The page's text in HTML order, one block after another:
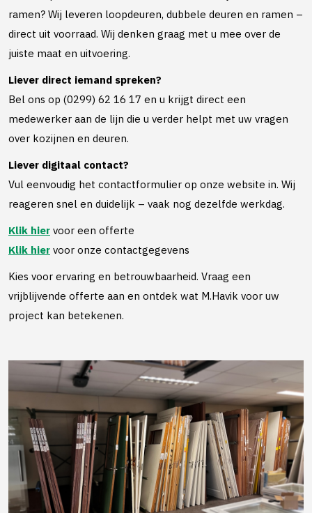
ramen? Wij leveren loopdeuren, dubbele deuren en ramen –
direct uit voorraad. Wij denken graag met u mee over de
juiste maat en uitvoering.
Liever direct iemand spreken?
Bel ons op (0299) 62 16 17 en u krijgt direct een
medewerker aan de lijn die u verder helpt met uw vragen
over kozijnen en deuren.
Liever digitaal contact?
Vul eenvoudig het contactformulier op onze website in. Wij
reageren snel en duidelijk – vaak nog dezelfde werkdag.
Klik hier voor een offerte
Klik hier voor onze contactgegevens
Kies voor ervaring en betrouwbaarheid. Vraag een
vrijblijvende offerte aan en ontdek wat M.Havik voor uw
project kan betekenen.